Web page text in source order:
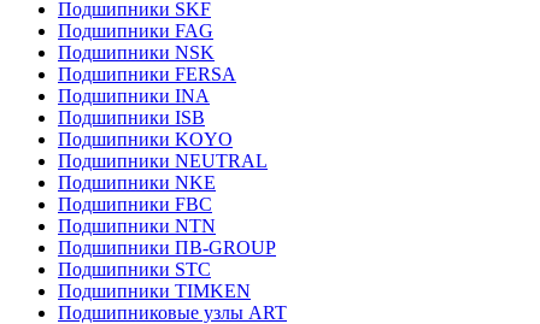
Подшипники SKF
Подшипники FAG
Подшипники NSK
Подшипники FERSA
Подшипники INA
Подшипники ISB
Подшипники KOYO
Подшипники NEUTRAL
Подшипники NKE
Подшипники FBC
Подшипники NTN
Подшипники ПВ-GROUP
Подшипники STC
Подшипники TIMKEN
Подшипниковые узлы ART